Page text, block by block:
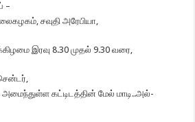
–
சவுதி அரேபியா,
இரவு 8.30 முதல் 9.30 வரை,
அமைந்துள்ள கட்டிடத்தின் மேல் மாடி..அல்-